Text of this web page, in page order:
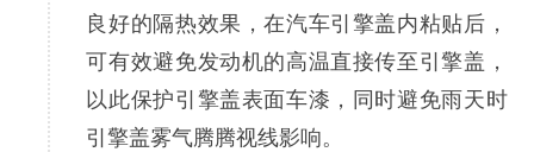
良好的隔热效果，在汽车引擎盖内粘贴后，
可有效避免发动机的高温直接传至引擎盖，
以此保护引擎盖表面车漆，同时避免雨天时
引擎盖雾气腾腾视线影响。